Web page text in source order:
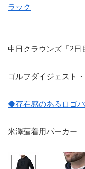
ラック
中日クラウンズ「2日
ゴルフダイジェスト
◆存在感のあるロゴ
米澤蓮着用パーカー